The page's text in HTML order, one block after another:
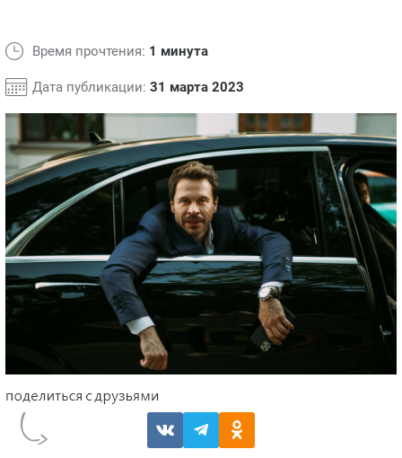
Время прочтения: 1 минута
Дата публикации: 31 марта 2023